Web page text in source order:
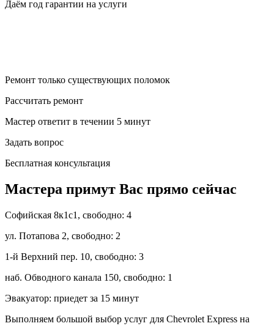
Даём год гарантии на услуги
Ремонт только существующих поломок
Рассчитать ремонт
Мастер ответит в течении 5 минут
Задать вопрос
Бесплатная консультация
Мастера примут Вас прямо сейчас
Софийская 8к1с1, свободно: 4
ул. Потапова 2, свободно: 2
1-й Верхний пер. 10, свободно: 3
наб. Обводного канала 150, свободно: 1
Эвакуатор: приедет за 15 минут
Выполняем большой выбор услуг для Chevrolet Express на